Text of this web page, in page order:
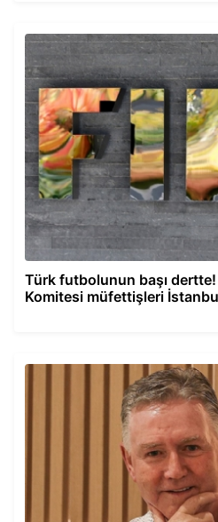
Türk futbolunun başı
Komitesi müfettişleri